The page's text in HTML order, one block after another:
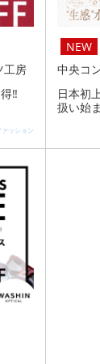
工房
‼️
ァッション
中央コ
日本初
扱い始